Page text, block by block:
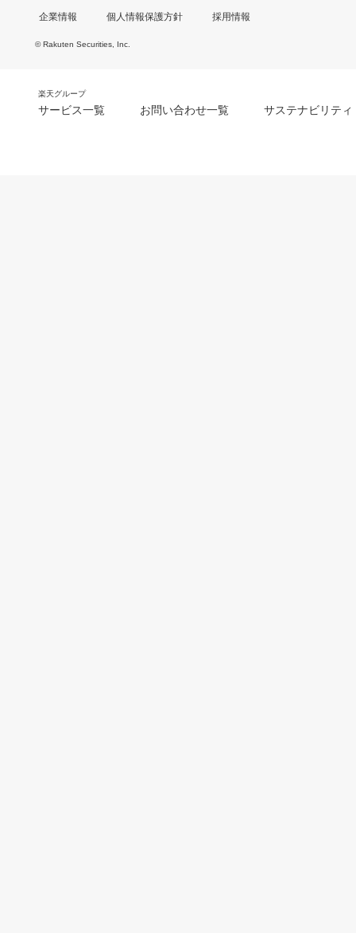
企業情報 個人情報保護方針 採用情報
© Rakuten Securities, Inc.
楽天グループ
サービス一覧 お問い合わせ一覧 サステナビリティ